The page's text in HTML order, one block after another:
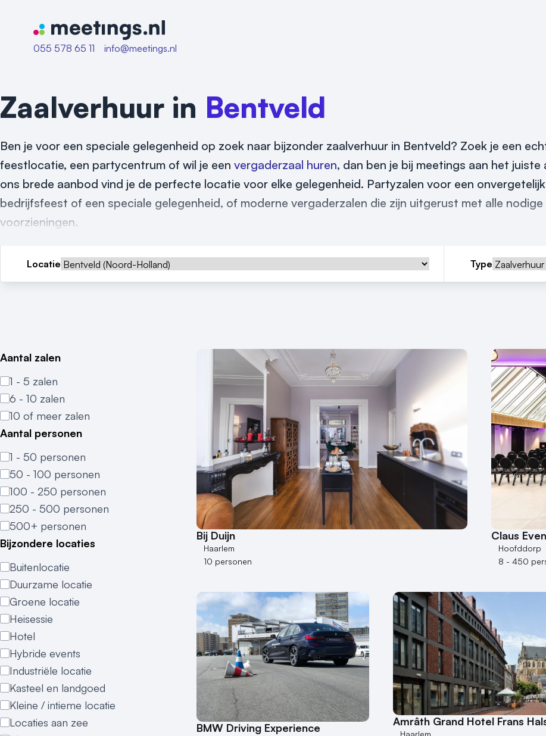
Naar home van Meetings
055 578 65 11
info@meetings.nl
Zaalverhuur in Bentveld
Ben je voor een speciale gelegenheid op zoek naar bijzonder zaalverhuur in Bentveld? Zoek je een
feestlocatie, een partycentrum of wil je een vergaderzaal huren, dan ben je bij meetings aan het juiste
ons brede aanbod vind je de perfecte locatie voor elke gelegenheid. Partyzalen voor een onvergetelijk
bedrijfsfeest of een speciale gelegenheid, of moderne vergaderzalen die zijn uitgerust met alle nodige
voorzieningen.
Locatie Type
Aantal zalen
1 - 5 zalen
6 - 10 zalen
10 of meer zalen
Aantal personen
1 - 50 personen
50 - 100 personen
100 - 250 personen
250 - 500 personen
500+ personen
Bijzondere locaties
Buitenlocatie
Duurzame locatie
Groene locatie
Heisessie
Hotel
Hybride events
Industriële locatie
Kasteel en landgoed
Kleine / intieme locatie
Locaties aan zee
Bij Duijn
Haarlem
10 personen
Claus
Hoofddorp
8 - 450
BMW Driving Experience
Amrâth Grand Hotel Frans
Haarlem